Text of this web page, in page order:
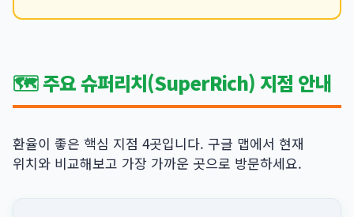
🗺️ 주요 슈퍼리치(SuperRich) 지점 안내
환율이 좋은 핵심 지점 4곳입니다. 구글 맵에서 현재
위치와 비교해보고 가장 가까운 곳으로 방문하세요.